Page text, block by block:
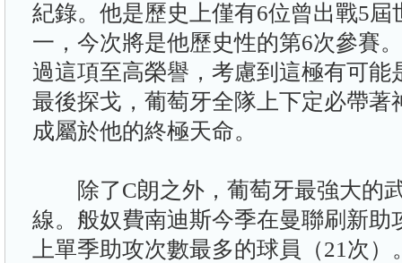
紀錄。他是歷史上僅有6位曾出戰5屆
一，今次將是他歷史性的第6次參賽
過這項至高榮譽，考慮到這極有可能
最後探戈，葡萄牙全隊上下定必帶著
成屬於他的終極天命。
除了C朗之外，葡萄牙最強大的
線。般奴費南迪斯今季在曼聯刷新助
上單季助攻次數最多的球員（21次